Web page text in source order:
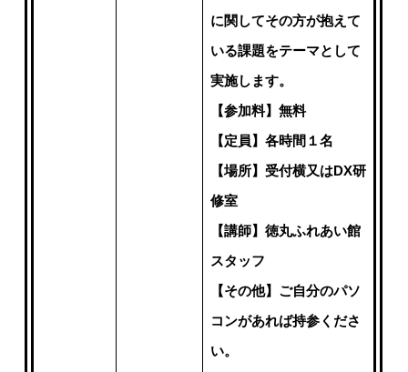
に関してその方が抱えて
いる課題をテーマとして
実施します。
【参加料】無料
【定員】各時間１名
【場所】受付横又はDX研
修室
【講師】徳丸ふれあい館
スタッフ
【その他】ご自分のパソ
コンがあれば持参くださ
い。